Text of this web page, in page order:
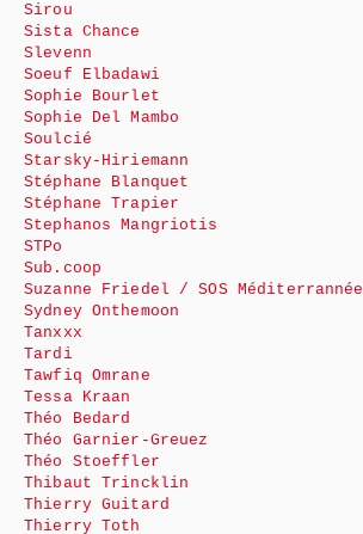
Sirou
Sista Chance
Slevenn
Soeuf Elbadawi
Sophie Bourlet
Sophie Del Mambo
Soulcié
Starsky-Hiriemann
Stéphane Blanquet
Stéphane Trapier
Stephanos Mangriotis
STPo
Sub.coop
Suzanne Friedel / SOS Méditerrannée
Sydney Onthemoon
Tanxxx
Tardi
Tawfiq Omrane
Tessa Kraan
Théo Bedard
Théo Garnier-Greuez
Théo Stoeffler
Thibaut Trincklin
Thierry Guitard
Thierry Toth